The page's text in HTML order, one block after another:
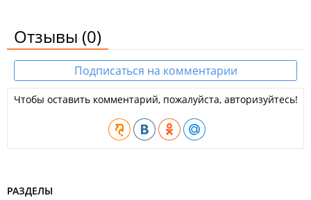
Отзывы (0)
Подписаться на комментарии
Чтобы оставить комментарий, пожалуйста, авторизуйтесь!
РАЗДЕЛЫ